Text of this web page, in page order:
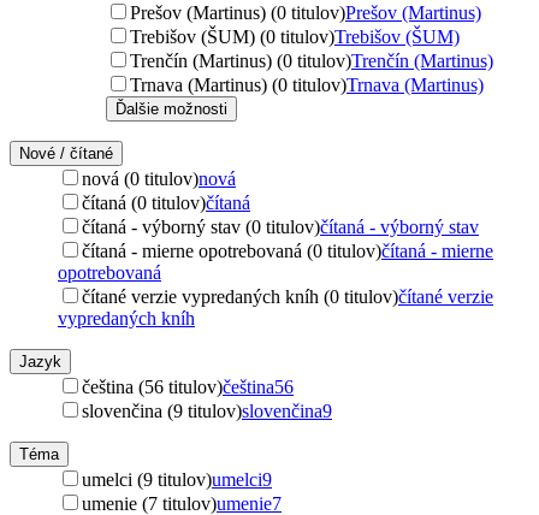
Prešov (Martinus) (0 titulov)Prešov (Martinus)
Trebišov (ŠUM) (0 titulov)Trebišov (ŠUM)
Trenčín (Martinus) (0 titulov)Trenčín (Martinus)
Trnava (Martinus) (0 titulov)Trnava (Martinus)
Ďalšie možnosti
Nové / čítané
nová (0 titulov)nová
čítaná (0 titulov)čítaná
čítaná - výborný stav (0 titulov)čítaná - výborný stav
čítaná - mierne opotrebovaná (0 titulov)čítaná - mierne
opotrebovaná
čítané verzie vypredaných kníh (0 titulov)čítané verzie
vypredaných kníh
Jazyk
čeština (56 titulov)čeština56
slovenčina (9 titulov)slovenčina9
Téma
umelci (9 titulov)umelci9
umenie (7 titulov)umenie7